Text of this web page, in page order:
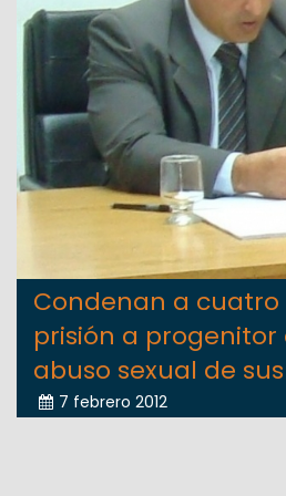
Condenan a cuatro
prisión a progenitor
abuso sexual de
7 febrero 2012